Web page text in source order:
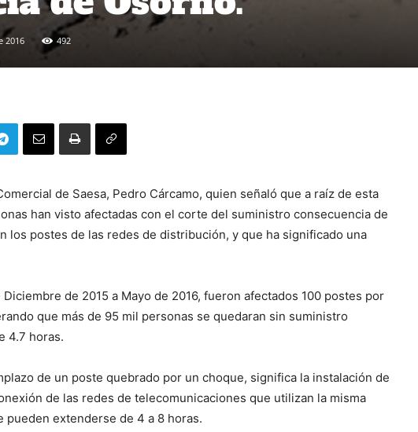
2016 492
de Saesa, Pedro Cárcamo, quien señaló que a raíz de esta
han visto afectadas con el corte del suministro consecuencia de
los postes de las redes de distribución, y que ha significado una
de 2015 a Mayo de 2016, fueron afectados 100 postes por
que más de 95 mil personas se quedaran sin suministro
4.7 horas.
de un poste quebrado por un choque, significa la instalación de
de las redes de telecomunicaciones que utilizan la misma
pueden extenderse de 4 a 8 horas.